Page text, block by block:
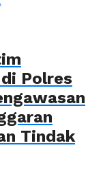
Polres
Tindak